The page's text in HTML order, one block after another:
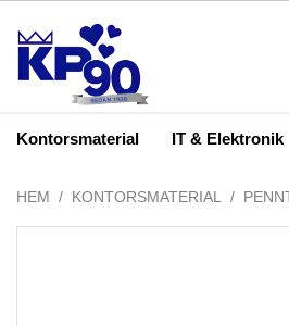
Kontorsmaterial IT & Elektronik
HEM KONTORSMATERIAL